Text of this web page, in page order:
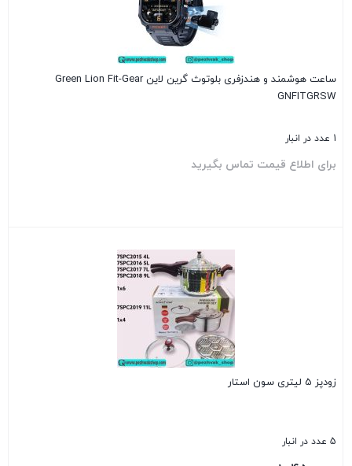
ساعت هوشمند و هندزفری بلوتوث گرین لاین Green Lion Fit-Gear
GNFITGRSW
1 عدد در انبار
برای اطلاع قیمت تماس بگیرید
زودپز 5 لیتری سون استار
5 عدد در انبار